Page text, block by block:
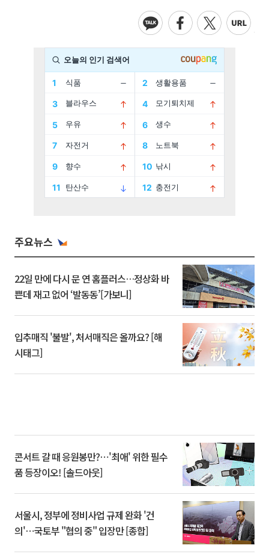
주요뉴스
22일 만에 다시 문 연 홈플러스…정상화 바
쁜데 재고 없어 ‘발동동’[가보니]
입추매직 '불발', 처서매직은 올까요? [해
시태그]
콘서트 갈 때 응원봉만?⋯'최애' 위한 필수
품 등장이오! [솔드아웃]
서울시, 정부에 정비사업 규제 완화 '건
의'⋯국토부 "협의 중" 입장만 [종합]